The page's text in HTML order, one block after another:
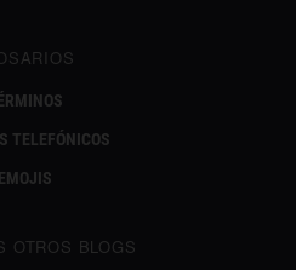
TELEFÓNICOS
EMOJIS
OTROS BLOGS